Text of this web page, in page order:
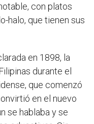
con platos
halo, que tienen sus
en 1898, la
durante el
que comenzó
en el nuevo
se hablaba y se